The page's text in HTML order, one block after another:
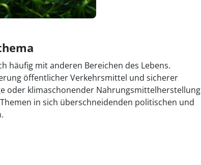
häufig mit anderen Bereichen des Lebens.
öffentlicher Verkehrsmittel und sicherer
oder klimaschonender Nahrungsmittelherstellung
in sich überschneidenden politischen und